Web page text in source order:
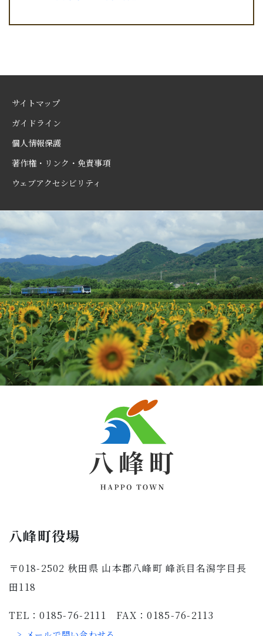
サイトマップ
ガイドライン
個人情報保護
著作権・リンク・免責事項
ウェブアクセシビリティ
八峰町役場
〒018-2502 秋田県 山本郡八峰町 峰浜目名潟字目長
田118
TEL：0185-76-2111 FAX：0185-76-2113